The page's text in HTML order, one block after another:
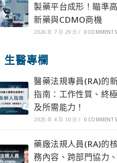
製藥平台成形！瞄準
新藥與CDMO商機
2026 年 7 月 29 日 / 0 COMMENTS
生醫專欄
醫藥法規專員(RA)的
指南：工作性質、終
及所需能力！
2025 年 4 月 10 日 / 0 COMMENTS
藥廠法規人員(RA)的
務內容、跨部門協力